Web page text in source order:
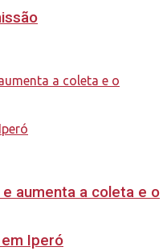
aumenta a coleta e o
Iperó